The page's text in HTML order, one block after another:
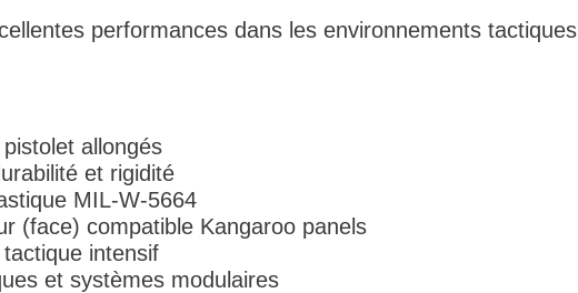
performances dans les environnements tactiques
allongés
et rigidité
MIL-W-5664
(face) compatible Kangaroo panels
intensif
et systèmes modulaires